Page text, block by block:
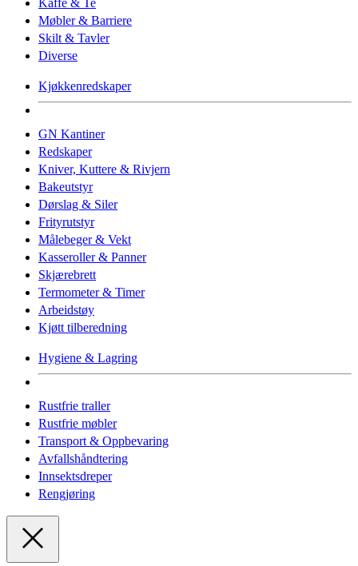
Møbler & Barriere
Skilt & Tavler
Diverse
Kjøkkenredskaper
GN Kantiner
Redskaper
Kniver, Kuttere & Rivjern
Bakeutstyr
Dørslag & Siler
Frityrutstyr
Målebeger & Vekt
Kasseroller & Panner
Skjærebrett
Termometer & Timer
Arbeidstøy
Kjøtt tilberedning
Hygiene & Lagring
Rustfrie traller
Rustfrie møbler
Transport & Oppbevaring
Avfallshåndtering
Innsektsdreper
Rengjøring